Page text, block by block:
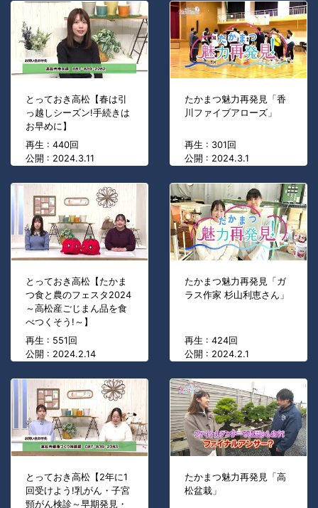
とっておき高松【春は引
っ越しシーズン!手続きは
お早めに】
再生 : 440回
公開 : 2024.3.11
たかまつ魅力再発見「香
川ファイブアローズ」
再生 : 301回
公開 : 2024.3.1
とっておき高松【たかま
つ食と農のフェスタ2024
～高松産ごじまん品を食
べつくそう!～】
再生 : 551回
公開 : 2024.2.14
たかまつ魅力再発見「ガ
ラス作家 杉山利恵さん」
再生 : 424回
公開 : 2024.2.1
とっておき高松【2年に1
回受けよう!乳がん・子宮
頸がん検診～早期発見・
たかまつ魅力再発見「高
松盆栽」